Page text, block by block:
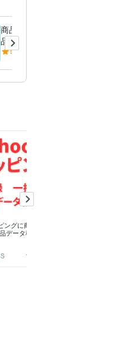
商品紹介の記事書きます 商
品紹介が得意で200記事以上
執筆しています
5.0
グに商品を一括
データ移行 商
一括登録
10,000